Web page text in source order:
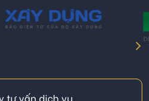
tư vấn dịch vụ